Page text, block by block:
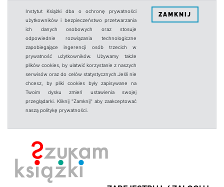
Instytut Książki dba o ochronę prywatności
użytkowników i bezpieczeństwo przetwarzania
ich danych osobowych oraz stosuje
odpowiednie rozwiązania technologiczne
zapobiegające ingerencji osób trzecich w
prywatność użytkowników. Używamy także
plików cookies, by ułatwić korzystanie z naszych
serwisów oraz do celów statystycznych.Jeśli nie
chcesz, by pliki cookies były zapisywane na
Twoim dysku zmień ustawienia swojej
przeglądarki. Kliknij "Zamknij" aby zaakceptować
naszą politykę prywatności.
ZAMKNIJ